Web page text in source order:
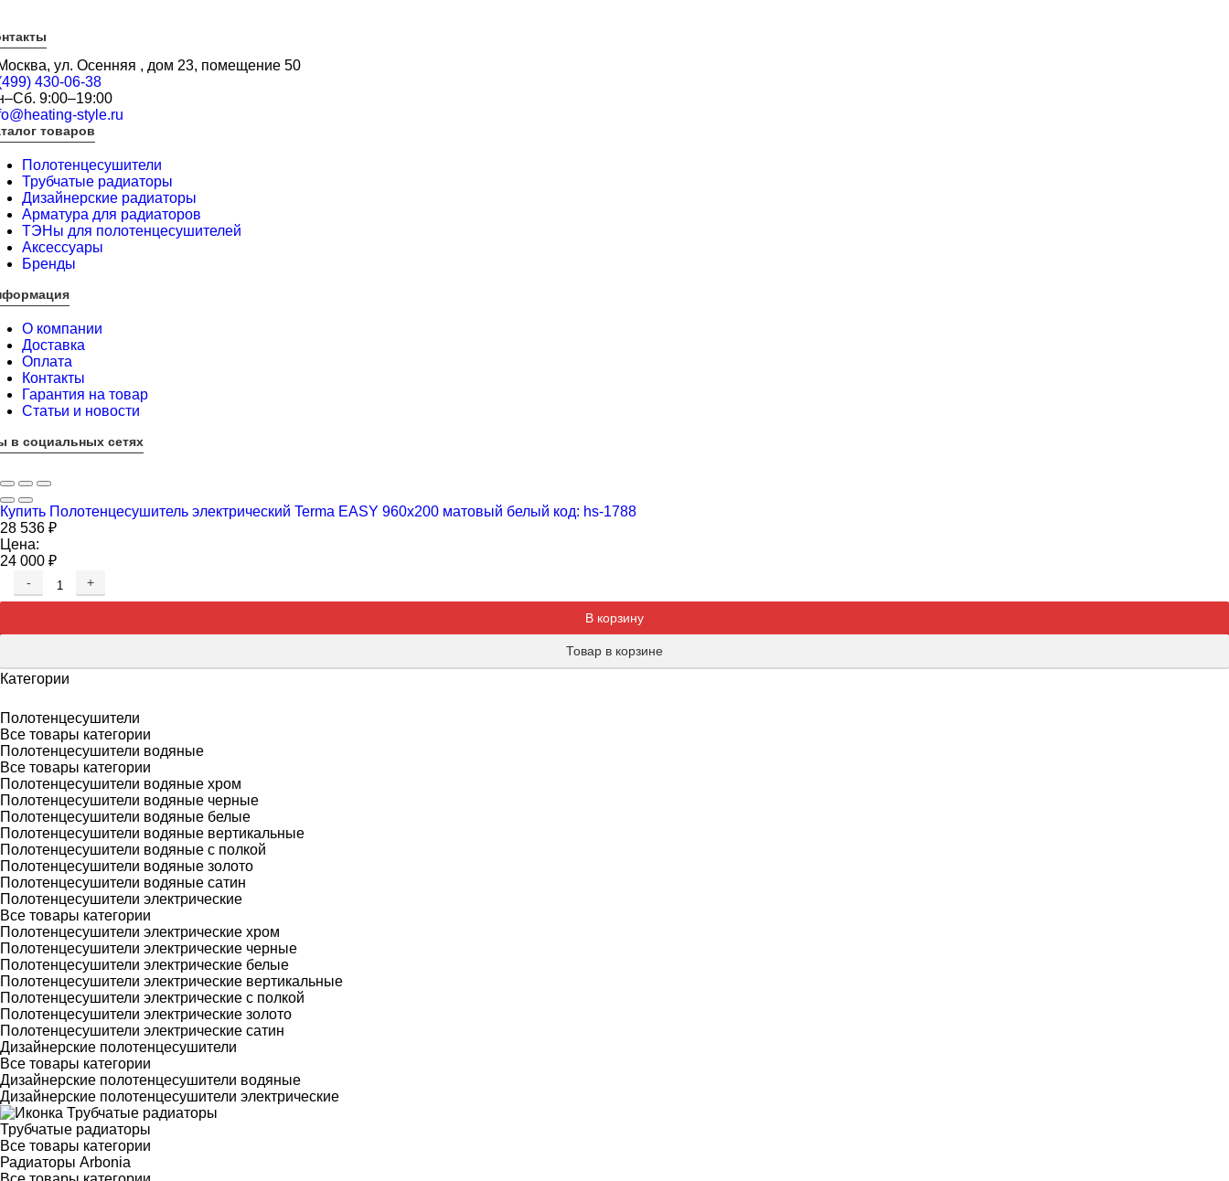
ул. Осенняя , дом 23, помещение 50
430-06-38
9:00–19:00
style.ru
товаров
Полотенцесушители
Трубчатые радиаторы
Дизайнерские радиаторы
Арматура для радиаторов
ТЭНы для полотенцесушителей
Аксессуары
Бренды
О компании
Доставка
Оплата
Контакты
Гарантия на товар
Статьи и новости
в социальных сетях
Купить Полотенцесушитель электрический Terma EASY 960х200 матовый белый код: hs-1788
28 536 ₽
Цена:
24 000 ₽
- +
В корзину
Товар в корзине
Категории
Полотенцесушители
Все товары категории
Полотенцесушители водяные
Все товары категории
Полотенцесушители водяные хром
Полотенцесушители водяные черные
Полотенцесушители водяные белые
Полотенцесушители водяные вертикальные
Полотенцесушители водяные с полкой
Полотенцесушители водяные золото
Полотенцесушители водяные сатин
Полотенцесушители электрические
Все товары категории
Полотенцесушители электрические хром
Полотенцесушители электрические черные
Полотенцесушители электрические белые
Полотенцесушители электрические вертикальные
Полотенцесушители электрические с полкой
Полотенцесушители электрические золото
Полотенцесушители электрические сатин
Дизайнерские полотенцесушители
Все товары категории
Дизайнерские полотенцесушители водяные
Дизайнерские полотенцесушители электрические
Трубчатые радиаторы
Все товары категории
Радиаторы Arbonia